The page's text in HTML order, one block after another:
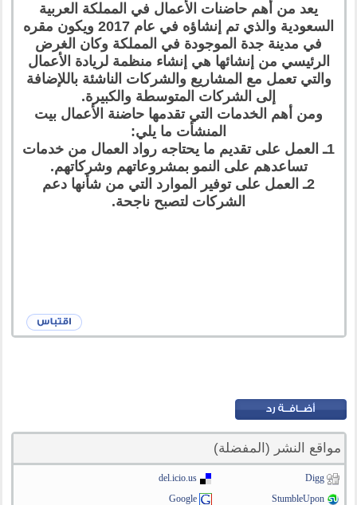
يعد من أهم حاضنات الأعمال في المملكة العربية
السعودية والذي تم إنشاؤه في عام 2017 ويكون مقره
في مدينة جدة الموجودة في المملكة وكان الغرض
الرئيسي من إنشائها هي إنشاء منظمة لريادة الأعمال
والتي تعمل مع المشاريع والشركات الناشئة باللإضافة
إلى الشركات المتوسطة والكبيرة.
ومن أهم الخدمات التي تقدمها حاضنة الأعمال بيت
المنشأت ما يلي:
1ـ العمل على تقديم ما يحتاجه رواد العمال من خدمات
تساعدهم على النمو بمشروعاتهم وشركاتهم.
2ـ العمل على توفير الموارد التي من شأنها دعم
الشركات لتصبح ناجحة.
مواقع النشر (المفضلة)
Digg
del.icio.us
StumbleUpon
Google